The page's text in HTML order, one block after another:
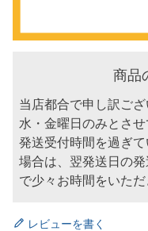
商品
当店都合で申し訳ご
水・金曜日のみとさ
発送受付時間を過ぎ
場合は、翌発送日の
で少々お時間をいただ
レビューを書く